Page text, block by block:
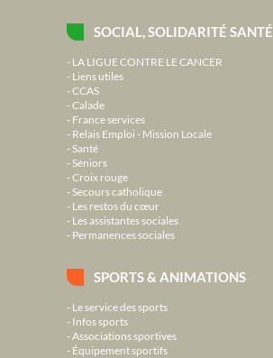
SOCIAL, SOLIDARITÉ SANTÉ
LA LIGUE CONTRE LE CANCER
Liens utiles
CCAS
Calade
France services
Relais Emploi - Mission Locale
Santé
Séniors
Croix rouge
Secours catholique
Les restos du cœur
Les assistantes sociales
Permanences sociales
SPORTS & ANIMATIONS
Le service des sports
Infos sports
Associations sportives
Équipement sportifs